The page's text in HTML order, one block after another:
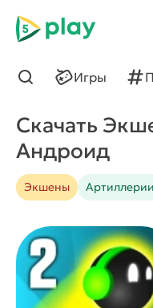
5play
Игры
Найти
Скачать
Андроид
Артиллерии
Экшены